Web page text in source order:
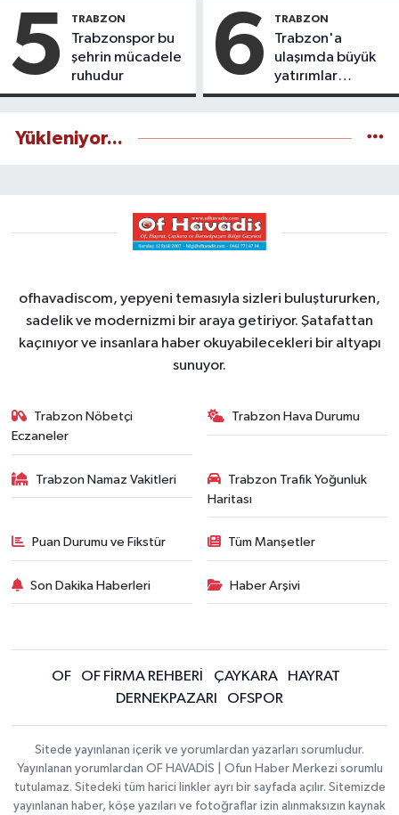
5 TRABZON
Trabzonspor bu
şehrin mücadele
ruhudur
6 TRABZON
Trabzon'a
ulaşımda büyük
yatırımlar
yapılıyor
Yükleniyor...
ofhavadiscom, yepyeni temasıyla sizleri buluştururken,
sadelik ve modernizmi bir araya getiriyor. Şatafattan
kaçınıyor ve insanlara haber okuyabilecekleri bir altyapı
sunuyor.
Trabzon Nöbetçi
Eczaneler
Trabzon Hava Durumu
Trabzon Namaz Vakitleri
Trabzon Trafik Yoğunluk
Haritası
Puan Durumu ve Fikstür Tüm Manşetler
Son Dakika Haberleri Haber Arşivi
OF OF FİRMA REHBERİ ÇAYKARA
HAYRAT
DERNEKPAZARI
OFSPOR
Sitede yayınlanan içerik ve yorumlardan yazarları sorumludur.
Yayınlanan yorumlardan OF HAVADİS | Ofun Haber Merkezi sorumlu
tutulamaz. Sitedeki tüm harici linkler ayrı bir sayfada açılır. Sitemizde
yayınlanan haber, köşe yazıları ve fotoğraflar izin alınmaksızın kaynak